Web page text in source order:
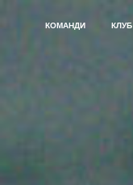
КОМАНДИ КЛУБ